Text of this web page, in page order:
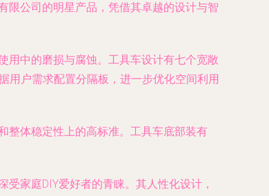
限公司的明星产品，凭借其卓越的设计与智
用中的磨损与腐蚀。工具车设计有七个宽敞
用户需求配置分隔板，进一步优化空间利用
整体稳定性上的高标准。工具车底部装有
家庭DIY爱好者的青睐。其人性化设计，